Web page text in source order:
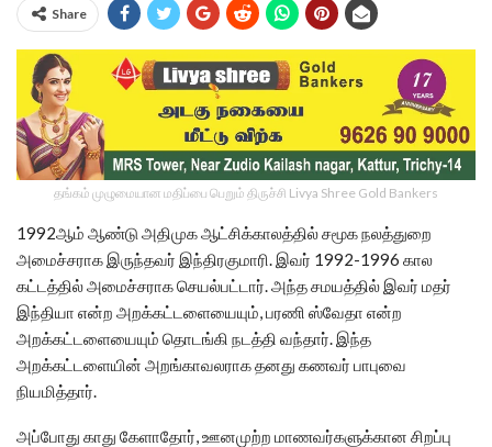
Share
தங்கம் முழுமையான மதிப்பை பெறும் திருச்சி Livya Shree Gold Bankers
1992ஆம் ஆண்டு அதிமுக ஆட்சிக்காலத்தில் சமூக நலத்துறை
அமைச்சராக இருந்தவர் இந்திரகுமாரி. இவர் 1992-1996 கால
கட்டத்தில் அமைச்சராக செயல்பட்டார். அந்த சமயத்தில் இவர் மதர்
இந்தியா என்ற அறக்கட்டளையையும், பரணி ஸ்வேதா என்ற
அறக்கட்டளையையும் தொடங்கி நடத்தி வந்தார். இந்த
அறக்கட்டளையின் அறங்காவலராக தனது கணவர் பாபுவை
நியமித்தார்.
அப்போது காது கேளாதோர், ஊனமுற்ற மாணவர்களுக்கான சிறப்பு